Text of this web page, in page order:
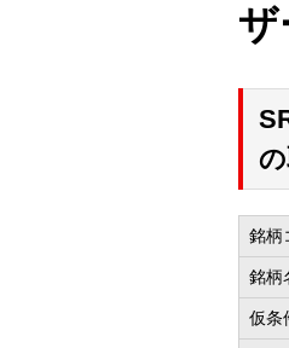
ザ
銘柄
銘柄
仮条